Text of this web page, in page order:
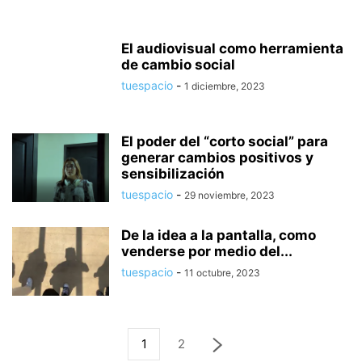
El audiovisual como herramienta
de cambio social
tuespacio - 1 diciembre, 2023
El poder del “corto social” para
generar cambios positivos y
sensibilización
tuespacio - 29 noviembre, 2023
De la idea a la pantalla, como
venderse por medio del...
tuespacio - 11 octubre, 2023
1 2